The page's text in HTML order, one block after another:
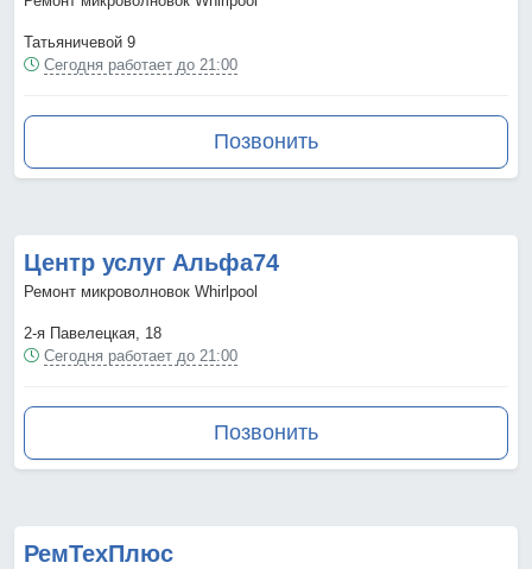
Татьяничевой 9
Сегодня работает до 21:00
Позвонить
Центр услуг Альфа74
Ремонт микроволновок Whirlpool
2-я Павелецкая, 18
Сегодня работает до 21:00
Позвонить
РемТехПлюс